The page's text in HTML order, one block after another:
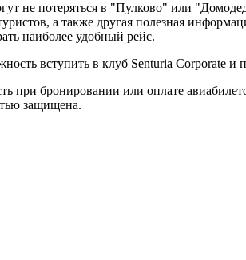
не потеряться в "Пулково" или
а также другая полезная
наиболее удобный рейс.
вступить в клуб Senturia Corporate и
при бронировании или оплате
защищена.